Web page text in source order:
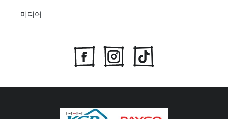
미디어